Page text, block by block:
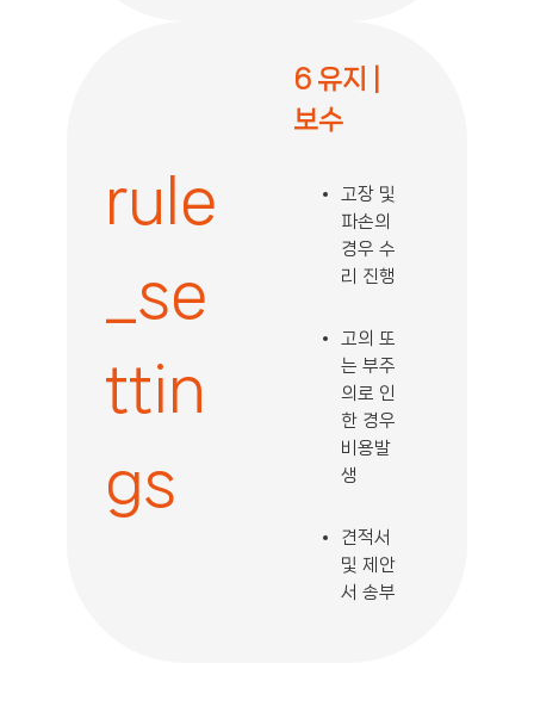
rule
_se
ttin
gs
6 유지 |
보수
고장 및
파손의
경우 수
리 진행
고의 또
는 부주
의로 인
한 경우
비용발
생
견적서
및 제안
서 송부